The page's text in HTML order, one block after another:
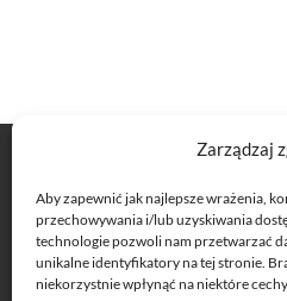
Zarządzaj
Aby zapewnić jak najlepsze wrażenia,
przechowywania i/lub uzyskiwania
technologie pozwoli nam przetwarzać
unikalne identyfikatory na tej stronie.
niekorzystnie wpłynąć na niektóre
Półkolonie z
Półkolonie z
Półkolonie z
Półkolonie z